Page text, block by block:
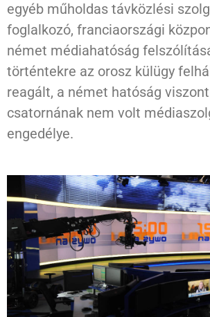
egyéb műholdas távközlési
foglalkozó, franciaországi
német médiahatóság
történtekre az orosz külügy
reagált, a német hatóság viszont
csatornának nem volt
engedélye.